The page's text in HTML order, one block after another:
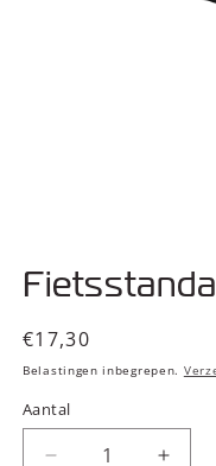
openen
in
Normale
prijs
€17,30
Belastingen inbegrepen.
Aantal